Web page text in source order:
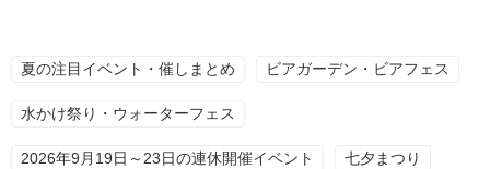
夏の注目イベント・催しまとめ ビアガーデン・ビアフェス
水かけ祭り・ウォーターフェス
2026年9月19日～23日の連休開催イベント 七夕まつり